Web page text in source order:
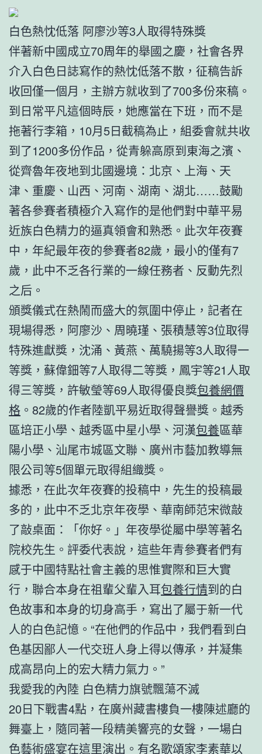
白色熱忱低落 阿廖沙等3人取得特殊獎
伴著新中國成立70周年的舉國之慶，社會各界
介入白色日誌寫作的熱忱低落不散，征稿告訴
收回僅一個月，主辦方就收到了700多份來稿。
到日常平凡這個時辰，她應當在下班，而不是
拖著行李箱，10月5日截稿為止，組委會就共收
到了1200多份作品，從青躲高原到東海之濱、
從齊魯年夜地到北國邊境：北京、上海、天
津、重慶、山西、河南、湖南、湖北……鼓勵
著各參賽者積極介入寫作的是他們對中華平易
近族白色精力的逼真領會和熟悉。此次年夜賽
中，年紀最年夜的參賽者82歲，最小的僅有7
歲，此中不乏各行業的一線任務者、反動先烈
之后。
頒獎儀式在熱鬧而盛大的氛圍中停止，記者在
現場得悉，阿廖沙、周曉瑾、張積慧等3位取得
特殊進獻獎，沈涌、黃燕、萬驍揚等3人取得一
等獎，蘇偉鈿等7人取得二等獎，鳳宇等21人取
得三等獎，許敏瑩等69人取得優良獎包養網價
格 。82歲的作者陸凱平易近取得聲譽獎。越秀
區培正小學、越秀區中星小學、河漢包養區華
陽小學、汕尾市城區文聯、廣州市藝加教導無
限公司等5個單元取得組織獎。
據悉，在此次年夜賽的投稿中，先生的投稿最
多的，此中不乏北京年夜學、華南師范宋微敲
了敲桌面：「你好。」年夜學從屬中學等著名
院校先生。評委代表說，這些年青參賽者們有
感于中國特點社會主義的思惟實際和巨大實
行，聯合本身在祖輩父輩入耳包養行情到的白
色故事和本身的切身高手，寫出了屬于新一代
人的白色記憶。“在他們的作品中，我們看到白
色基因鄙人一代交班人身上得以傳承，并凝集
成高昂向上的宏大精力氣力。”
我愛我的內陸 白色精力旗號飄蕩不滅
20日下戰書4點，在廣州藏書樓負一樓陳述廳的
舞臺上，隨同著一段精美響亮的女聲，一場白
色藝術盛宴在這里演出。有名歌頌家李素華以